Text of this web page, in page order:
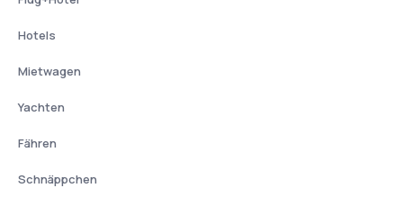
Hotels
Mietwagen
Yachten
Fähren
Schnäppchen